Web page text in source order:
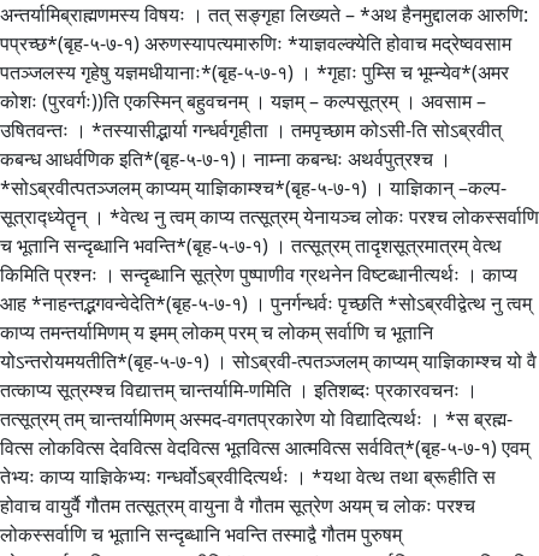
अन्तर्यामिब्राह्मणमस्य विषयः । तत् सङ्गृहा लिख्यते – *अथ हैनमुद्दालक आरुणि:
पप्रच्छ*(बृह-५-७-१) अरुणस्यापत्यमारुणिः *याज्ञवल्क्येति होवाच मद्रेष्ववसाम
पतञ्जलस्य गृहेषु यज्ञमधीयानाः*(बृह-५-७-१) । *गृहाः पुम्सि च भूम्न्येव*(अमर
कोशः (पुरवर्गः))ति एकस्मिन् बहुवचनम् । यज्ञम् – कल्पसूत्रम् । अवसाम –
उषितवन्तः । *तस्यासीद्भार्या गन्धर्वगृहीता । तमपृच्छाम कोऽसी-ति सोऽब्रवीत्
कबन्ध आधर्वणिक इति*(बृह-५-७-१)। नाम्ना कबन्धः अथर्वपुत्रश्च ।
*सोऽब्रवीत्पतञ्जलम् काप्यम् याज्ञिकाम्श्च*(बृह-५-७-१) । याज्ञिकान् –कल्प-
सूत्राद्ध्येतॄन् । *वेत्थ नु त्वम् काप्य तत्सूत्रम् येनायञ्च लोकः परश्च लोकस्सर्वाणि
च भूतानि सन्दृब्धानि भवन्ति*(बृह-५-७-१) । तत्सूत्रम् तादृशसूत्रमात्रम् वेत्थ
किमिति प्रश्नः । सन्दृब्धानि सूत्रेण पुष्पाणीव ग्रथनेन विष्टब्धानीत्यर्थः । काप्य
आह *नाहन्तद्भगवन्वेदेति*(बृह-५-७-१) । पुनर्गन्धर्वः पृच्छति *सोऽब्रवीद्वेत्थ नु त्वम्
काप्य तमन्तर्यामिणम् य इमम् लोकम् परम् च लोकम् सर्वाणि च भूतानि
योऽन्तरोयमयतीति*(बृह-५-७-१) । सोऽब्रवी-त्पतञ्जलम् काप्यम् याज्ञिकाम्श्च यो वै
तत्काप्य सूत्रम्श्च विद्यात्तम् चान्तर्यामि-णमिति । इतिशब्दः प्रकारवचनः ।
तत्सूत्रम् तम् चान्तर्यामिणम् अस्मद-वगतप्रकारेण यो विद्यादित्यर्थः । *स ब्रह्म-
वित्स लोकवित्स देववित्स वेदवित्स भूतवित्स आत्मवित्स सर्ववित्*(बृह-५-७-१) एवम्
तेभ्यः काप्य याज्ञिकेभ्यः गन्धर्वोऽब्रवीदित्यर्थः । *यथा वेत्थ तथा ब्रूहीति स
होवाच वायुर्वै गौतम तत्सूत्रम् वायुना वै गौतम सूत्रेण अयम् च लोकः परश्च
लोकस्सर्वाणि च भूतानि सन्दृब्धानि भवन्ति तस्माद्वै गौतम पुरुषम्